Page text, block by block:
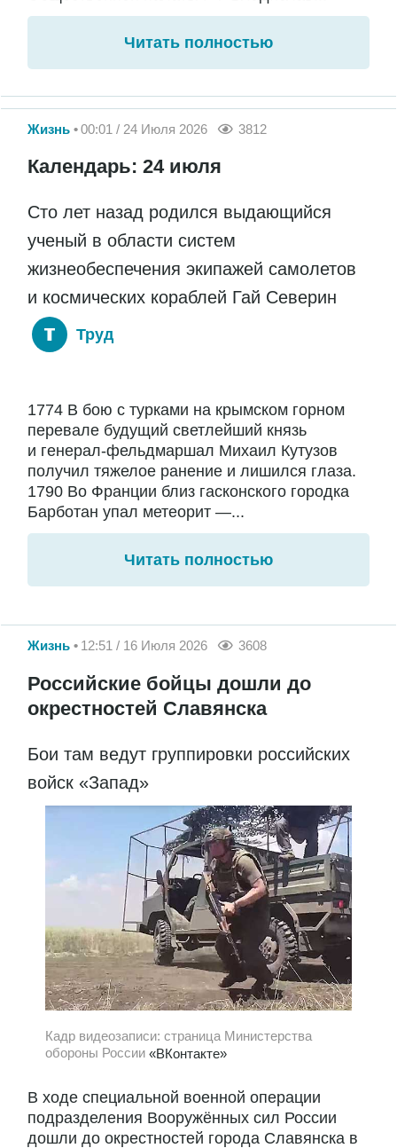
Читать полностью
Жизнь 00:01 / 24 Июля 2026 3812
Календарь: 24 июля
Сто лет назад родился выдающийся
ученый в области систем
жизнеобеспечения экипажей самолетов
и космических кораблей Гай Северин
Труд
1774 В бою с турками на крымском горном
перевале будущий светлейший князь
и генерал-фельдмаршал Михаил Кутузов
получил тяжелое ранение и лишился глаза.
1790 Во Франции близ гасконского городка
Барботан упал метеорит —...
Читать полностью
Жизнь 12:51 / 16 Июля 2026 3608
Российские бойцы дошли до
окрестностей Славянска
Бои там ведут группировки российских
войск «Запад»
Кадр видеозаписи: страница Министерства
обороны России «ВКонтакте»
В ходе специальной военной операции
подразделения Вооружённых сил России
дошли до окрестностей города Славянска в